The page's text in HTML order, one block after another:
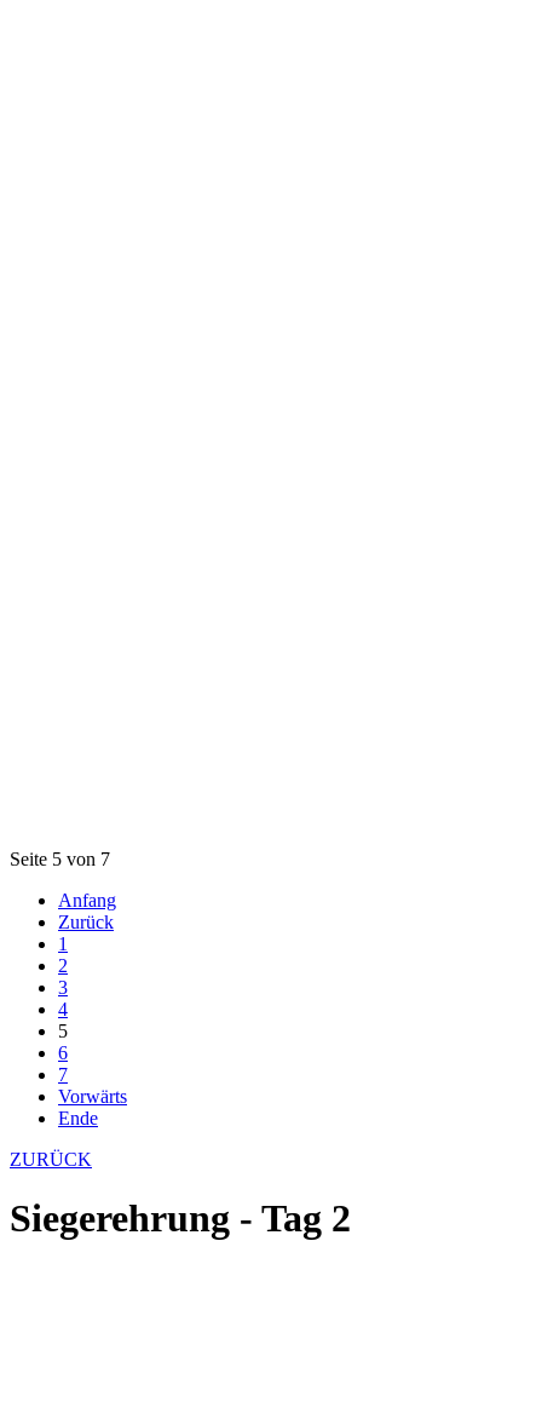
Seite 5 von 7
Anfang
Zurück
1
2
3
4
5
6
7
Vorwärts
Ende
ZURÜCK
Siegerehrung - Tag 2